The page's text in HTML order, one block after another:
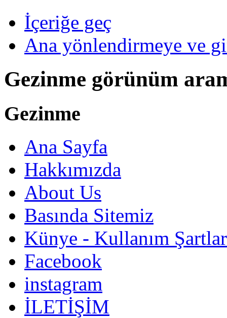
İçeriğe geç
Ana yönlendirmeye ve
Gezinme görünüm
Gezinme
Ana Sayfa
Hakkımızda
About Us
Basında Sitemiz
Künye - Kullanım
Facebook
instagram
İLETİŞİM